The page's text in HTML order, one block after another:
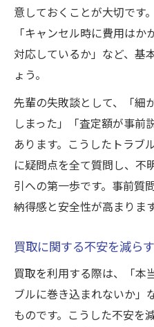
意しておくことが大切です
「キャンセル時に費用は
対応しているか」など、基
ょう。
先輩の失敗談として、「細
しまった」「査定額が事前
あります。こうしたトラブ
に疑問点を全て質問し、不
引への第一歩です。事前質
納得感と安全性が高まります
買取に関する不安を減ら
買取を利用する際は、「本
ブルに巻き込まれないか」
ものです。こうした不安を